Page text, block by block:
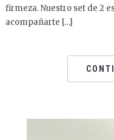
firmeza. Nuestro set de 2
acompañarte […]